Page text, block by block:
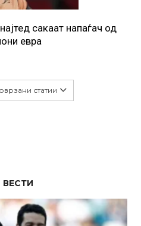
сакаат напаѓач од
евра
статии